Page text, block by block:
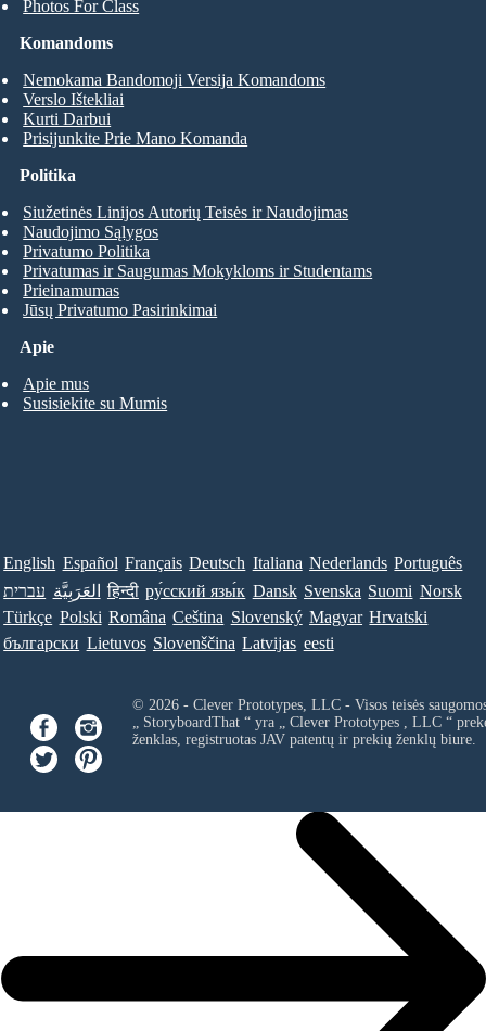
Photos For Class
Komandoms
Nemokama Bandomoji Versija Komandoms
Verslo Ištekliai
Kurti Darbui
Prisijunkite Prie Mano Komanda
Apie
Apie mus
Susisiekite su Mumis
Politika
Siužetinės Linijos Autorių Teisės ir Naudojimas
Naudojimo Sąlygos
Privatumo Politika
Privatumas ir Saugumas Mokykloms ir Studentams
Prieinamumas
Jūsų Privatumo Pasirinkimai
English Español Français Deutsch Italiana Nederlands Português
עברית العَرَبِيَّة हिन्दी ру́сский язы́к Dansk Svenska Suomi Norsk
Türkçe Polski Româna Ceština Slovenský Magyar Hrvatski
български Lietuvos Slovenščina Latvijas eesti
© 2026 - Clever Prototypes, LLC - Visos teisės
„ StoryboardThat “ yra „ Clever Prototypes , LLC“
ženklas, registruotas JAV patentų ir prekių ženklų biure.